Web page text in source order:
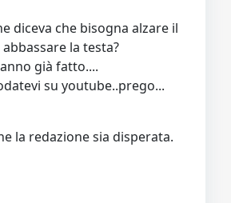
diceva che bisogna alzare il
la testa?
già fatto....
su youtube..prego...
la redazione sia disperata.